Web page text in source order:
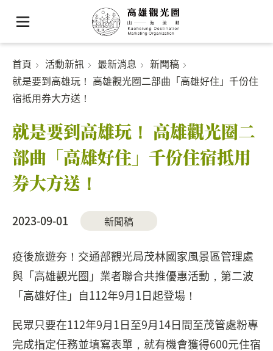
首頁 活動新訊 最新消息
新聞稿
就是要到高雄玩！ 高雄觀光圈二部曲「高雄好住」千份住
宿抵用券大方送！
就是要到高雄玩！ 高雄觀光圈二
部曲「高雄好住」千份住宿抵用
券大方送！
2023-09-01 新聞稿
疫後旅遊夯！交通部觀光局茂林國家風景區管理處
與「高雄觀光圈」業者聯合共推優惠活動，第二波
「高雄好住」自112年9月1日起登場！
民眾只要在112年9月1日至9月14日間至茂管處粉專
完成指定任務並填寫表單，就有機會獲得600元住宿